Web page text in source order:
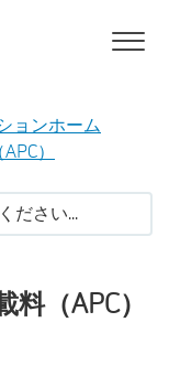
ョンホーム
）
（APC）